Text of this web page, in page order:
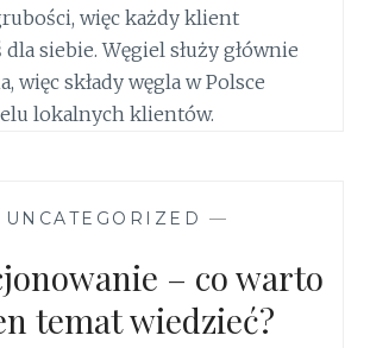
więc każdy klient
siebie. Węgiel służy głównie
więc składy węgla w Polsce
lokalnych klientów.
UNCATEGORIZED —
– co warto
temat wiedzieć?